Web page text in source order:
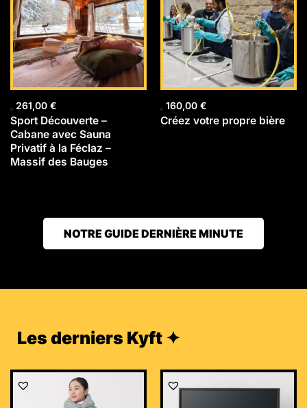
261,00 €
Sport Découverte –
Cabane avec Sauna
Privatif à la Féclaz –
Massif des Bauges
160,00 €
Créez votre propre bière
NOTRE GUIDE DERNIÈRE MINUTE
Les derniers Kyft ✦